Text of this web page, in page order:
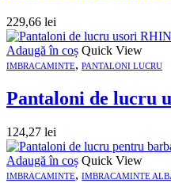
229,66 lei
Adaugă în coș Quick View
IMBRACAMINTE, PANTALONI LUCRU
Pantaloni de lucru
124,27 lei
Adaugă în coș Quick View
IMBRACAMINTE, IMBRACAMINTE